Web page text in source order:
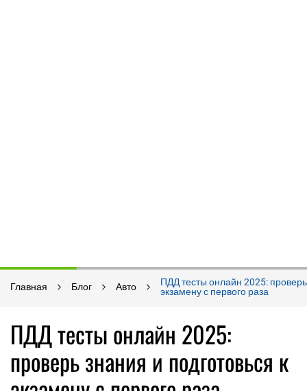
Главная Блог Авто
ПДД тесты онлайн 2025:
экзамену с первого раза
ПДД тесты онлайн 2025:
проверь знания и подготовься к